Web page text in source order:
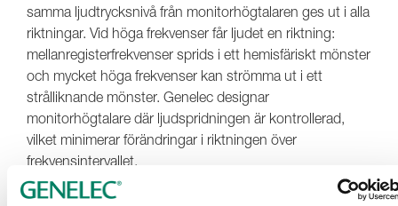
samma ljudtrycksnivå från monitorhögtalaren ges ut i alla
riktningar. Vid höga frekvenser får ljudet en riktning:
mellanregisterfrekvenser sprids i ett hemisfäriskt mönster
och mycket höga frekvenser kan strömma ut i ett
strålliknande mönster. Genelec designar
monitorhögtalare där ljudspridningen är kontrollerad,
vilket minimerar förändringar i riktningen över
frekvensintervallet.
På bilden nedan kan man se hur ljudvågorna sprids i